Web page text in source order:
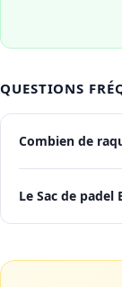
QUESTIONS
Combien de
Le Sac de